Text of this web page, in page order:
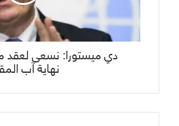
دي ميستورا: نسعى لعقد
نهاية آب